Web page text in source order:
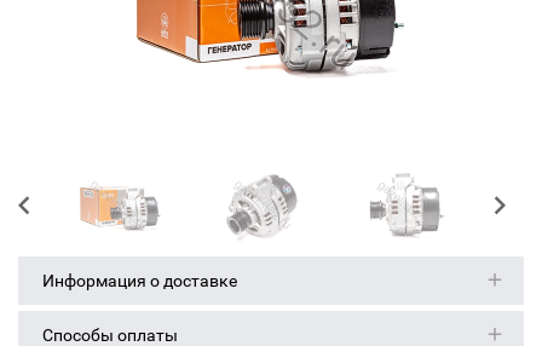
Информация о доставке
Способы оплаты